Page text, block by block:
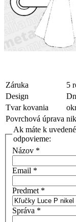
Záruka
5
Design
Tvar kovania
Povrchová úprava
Ak máte k
odpovieme:
Názov *
Email *
Predmet *
Správa *